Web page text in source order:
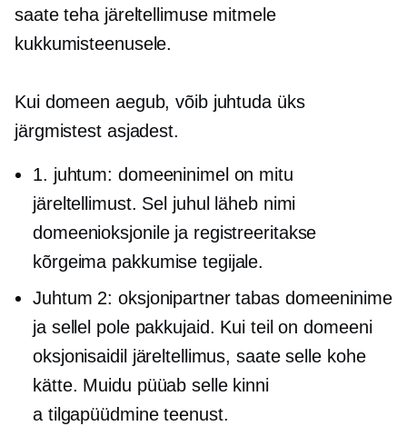
saate teha järeltellimuse mitmele
kukkumisteenusele.
Kui domeen aegub, võib juhtuda üks
järgmistest asjadest.
1. juhtum: domeeninimel on mitu
järeltellimust. Sel juhul läheb nimi
domeenioksjonile ja registreeritakse
kõrgeima pakkumise tegijale.
Juhtum 2: oksjonipartner tabas domeeninime
ja sellel pole pakkujaid. Kui teil on domeeni
oksjonisaidil järeltellimus, saate selle kohe
kätte. Muidu püüab selle kinni
a tilgapüüdmineteenust.